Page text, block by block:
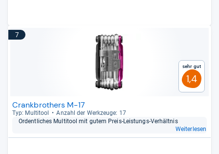
7
Sehr gut
1,4
Crankbrothers M-17
Typ: Mul­ti­tool
Anzahl der Werk­zeuge: 17
Ordent­li­ches Mul­ti­tool mit gutem Preis-​Leis­tungs-​Ver­hält­nis
Weiterlesen